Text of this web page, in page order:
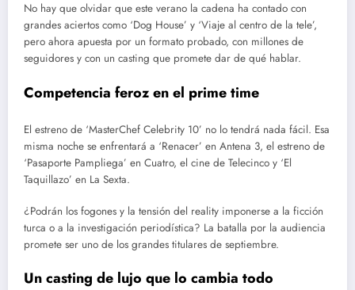
No hay que olvidar que este verano la cadena ha contado con
grandes aciertos como ‘Dog House’ y ‘Viaje al centro de la tele’,
pero ahora apuesta por un formato probado, con millones de
seguidores y con un casting que promete dar de qué hablar.
Competencia feroz en el prime time
El estreno de ‘MasterChef Celebrity 10’ no lo tendrá nada fácil. Esa
misma noche se enfrentará a ‘Renacer’ en Antena 3, el estreno de
‘Pasaporte Pampliega’ en Cuatro, el cine de Telecinco y ‘El
Taquillazo’ en La Sexta.
¿Podrán los fogones y la tensión del reality imponerse a la ficción
turca o a la investigación periodística? La batalla por la audiencia
promete ser uno de los grandes titulares de septiembre.
Un casting de lujo que lo cambia todo